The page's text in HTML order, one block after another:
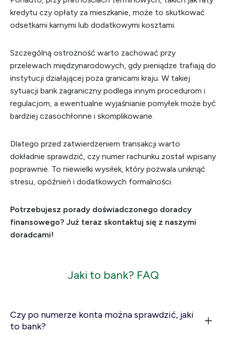
kredytu czy opłaty za mieszkanie, może to skutkować
odsetkami karnymi lub dodatkowymi kosztami.
Szczególną ostrożność warto zachować przy
przelewach międzynarodowych, gdy pieniądze trafiają do
instytucji działającej poza granicami kraju. W takiej
sytuacji bank zagraniczny podlega innym procedurom i
regulacjom, a ewentualne wyjaśnianie pomyłek może być
bardziej czasochłonne i skomplikowane.
Dlatego przed zatwierdzeniem transakcji warto
dokładnie sprawdzić, czy numer rachunku został wpisany
poprawnie. To niewielki wysiłek, który pozwala uniknąć
stresu, opóźnień i dodatkowych formalności.
Potrzebujesz porady doświadczonego doradcy
finansowego? Już teraz skontaktuj się z naszymi
doradcami!
Jaki to bank? FAQ
Czy po numerze konta można sprawdzić, jaki
to bank?